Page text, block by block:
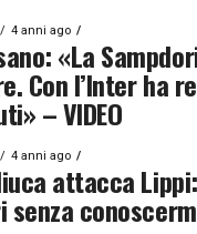
4 anni ago
«La
Con l’Inter ha
– VIDEO
4 anni ago
attacca
senza